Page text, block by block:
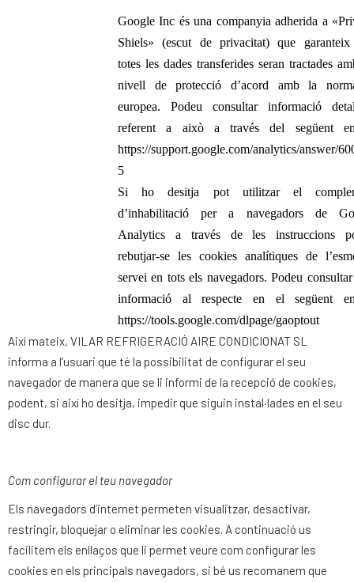
Google Inc és una companyia adherida a
Shiels» (escut de privacitat) que
totes les dades transferides seran tractades
nivell de protecció d’acord amb la
europea. Podeu consultar informació
referent a això a través del següent
https://support.google.com/analytics/answer/
5
Si ho desitja pot utilitzar el
d’inhabilitació per a navegadors de
Analytics a través de les instruccions
rebutjar-se les cookies analítiques de
servei en tots els navegadors. Podeu
informació al respecte en el següent
https://tools.google.com/dlpage/gaoptout
Així mateix, VILAR REFRIGERACIÓ AIRE CONDICIONAT SL
informa a l’usuari que té la possibilitat de configurar el seu
navegador de manera que se li informi de la recepció de cookies,
podent, si així ho desitja, impedir que siguin instal·lades en el seu
disc dur.
Com configurar el teu navegador
Els navegadors d’internet permeten visualitzar, desactivar,
restringir, bloquejar o eliminar les cookies. A continuació us
facilitem els enllaços que li permet veure com configurar les
cookies en els principals navegadors, si bé us recomanem que